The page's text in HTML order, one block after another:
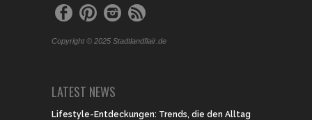
Copyright © 2025 Stadtlandflair.de
LATEST NEWS
Lifestyle-Entdeckungen: Trends, die den Alltag